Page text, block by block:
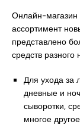
Онлайн-магазин
ассортимент
представлено
средств разного
Для ухода за
дневные и
сыворотки,
многое